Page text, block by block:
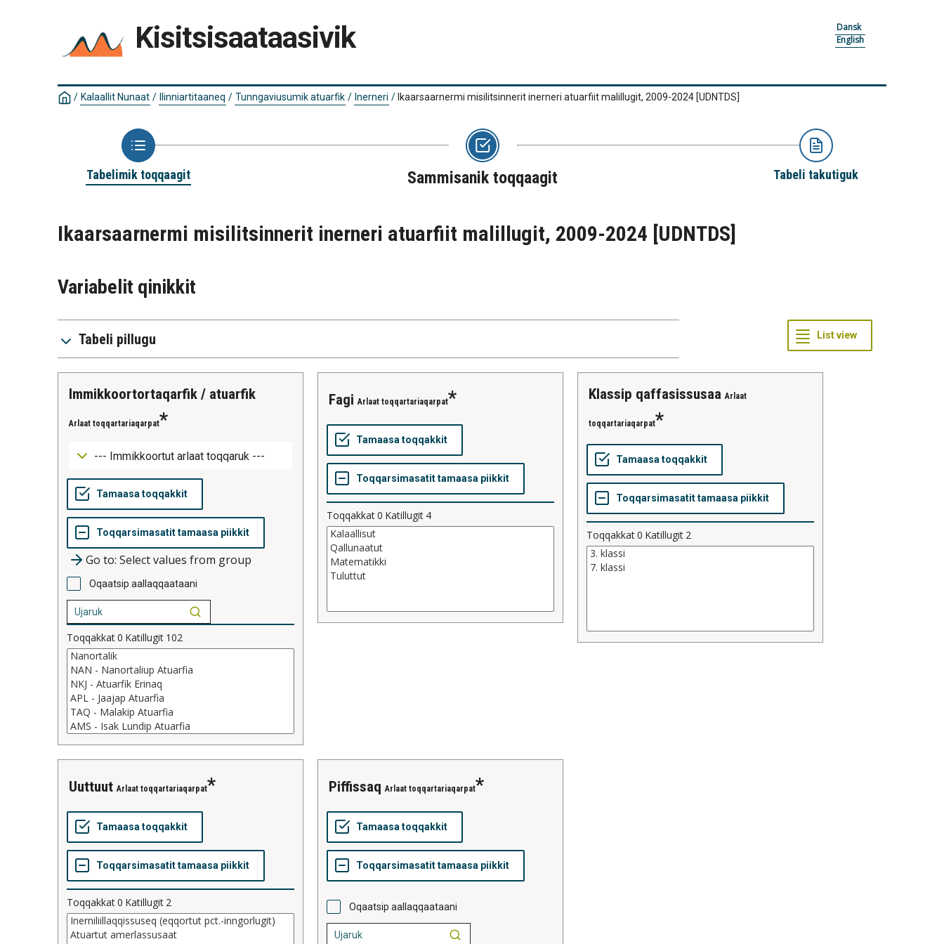
Kisitsisaataasivik
Dansk
English
/ Kalaallit Nunaat / Ilinniartitaaneq / Tunngaviusumik atuarfik / Inerneri / Ikaarsaarnermi misilitsinnerit inerneri atuarfiit malillugit, 2009-2024 [UDNTDS]
Tabelimik toqqaagit Sammisanik toqqaagit Tabeli takutiguk
Ikaarsaarnermi misilitsinnerit inerneri atuarfiit malillugit, 2009-2024 [UDNTDS]
Variabelit qinikkit
Tabeli pillugu
immikkoortortaqarfik / atuarfik
Arlaat toqqartariaqarpat
Go to: Select values from group
Oqaatsip aallaqqaataani
Toqqakkat0 Katillugit 102
fagi Arlaat toqqartariaqarpat
Toqqakkat0 Katillugit 4
klassip qaffasissusaa Arlaat
toqqartariaqarpat
Toqqakkat0 Katillugit 2
uuttuut Arlaat toqqartariaqarpat
Toqqakkat0 Katillugit 2
piffissaq Arlaat toqqartariaqarpat
Oqaatsip aallaqqaataani